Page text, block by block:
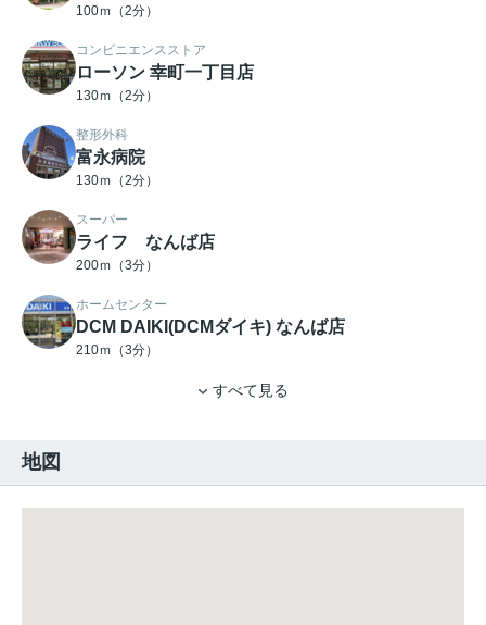
100ｍ（2分）
コンビニエンスストア
ローソン 幸町一丁目店
130ｍ（2分）
整形外科
富永病院
130ｍ（2分）
スーパー
ライフ なんば店
200ｍ（3分）
ホームセンター
DCM DAIKI(DCMダイキ) なんば店
210ｍ（3分）
すべて見る
地図